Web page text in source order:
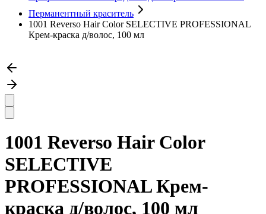
Перманентный краситель
1001 Reverso Hair Color SELECTIVE PROFESSIONAL
Крем-краска д/волос, 100 мл
1001 Reverso Hair Color
SELECTIVE
PROFESSIONAL Крем-
краска д/волос, 100 мл